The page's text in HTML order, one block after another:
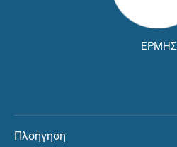
ΕΡΜΗΣ
Πλοήγηση